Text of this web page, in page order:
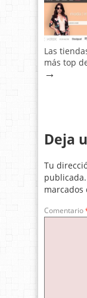
Las
más top
→
Deja
Tu
publicada.
marcados
Comentario